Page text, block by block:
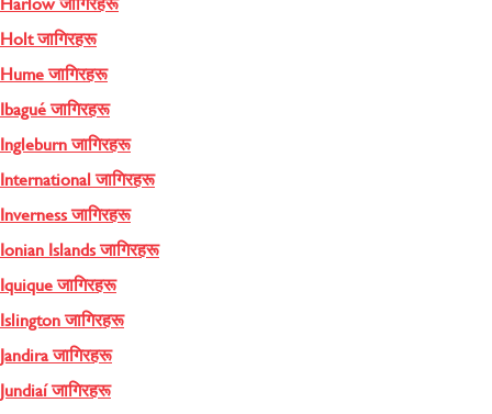
Holt जागिरहरू
Hume जागिरहरू
Ibagué जागिरहरू
Ingleburn जागिरहरू
International जागिरहरू
Inverness जागिरहरू
Ionian Islands जागिरहरू
Iquique जागिरहरू
Islington जागिरहरू
Jandira जागिरहरू
Jundiaí जागिरहरू